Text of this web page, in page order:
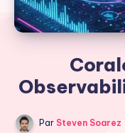
ParSteven Soarez